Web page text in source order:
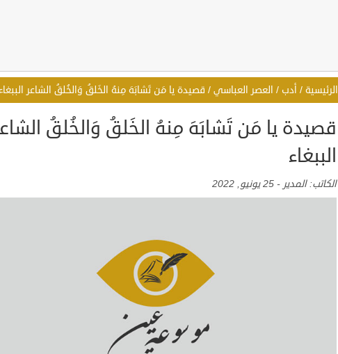
الرئيسية / أدب / العصر العباسي / قصيدة يا مَن تَشابَهَ مِنهُ الخَلقُ وَالخُلقُ الشاعر
قصيدة يا مَن تَشابَهَ مِنهُ الخَلقُ وَالخُلقُ
الببغاء
الكاتب:المدير - 25 يونيو, 2022